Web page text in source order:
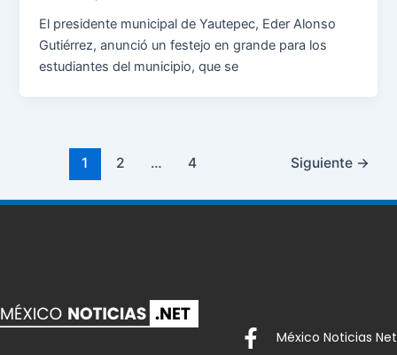
El presidente municipal de Yautepec, Eder Alonso
Gutiérrez, anunció un festejo en grande para los
estudiantes del municipio, que se
1 2 … 4 Siguiente →
México Noticias Net